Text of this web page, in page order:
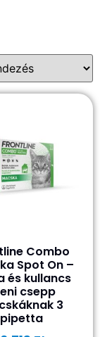
Combo
Spot On –
és kullancs
csepp
3
pipetta